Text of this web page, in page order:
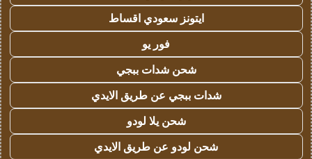
ايتونز سعودي اقساط
فور يو
شحن شدات ببجي
شدات ببجي عن طريق الايدي
شحن يلا لودو
شحن لودو عن طريق الايدي